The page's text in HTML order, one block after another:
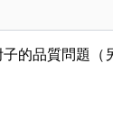
的品質問題（